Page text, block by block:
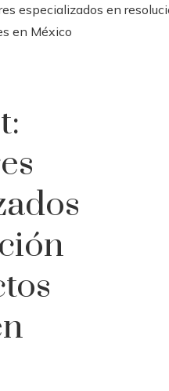
especializados en
en México